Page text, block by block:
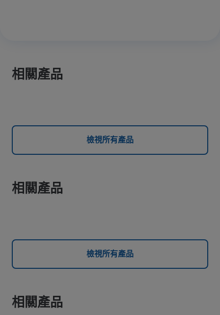
相關產品
檢視所有產品
相關產品
檢視所有產品
相關產品